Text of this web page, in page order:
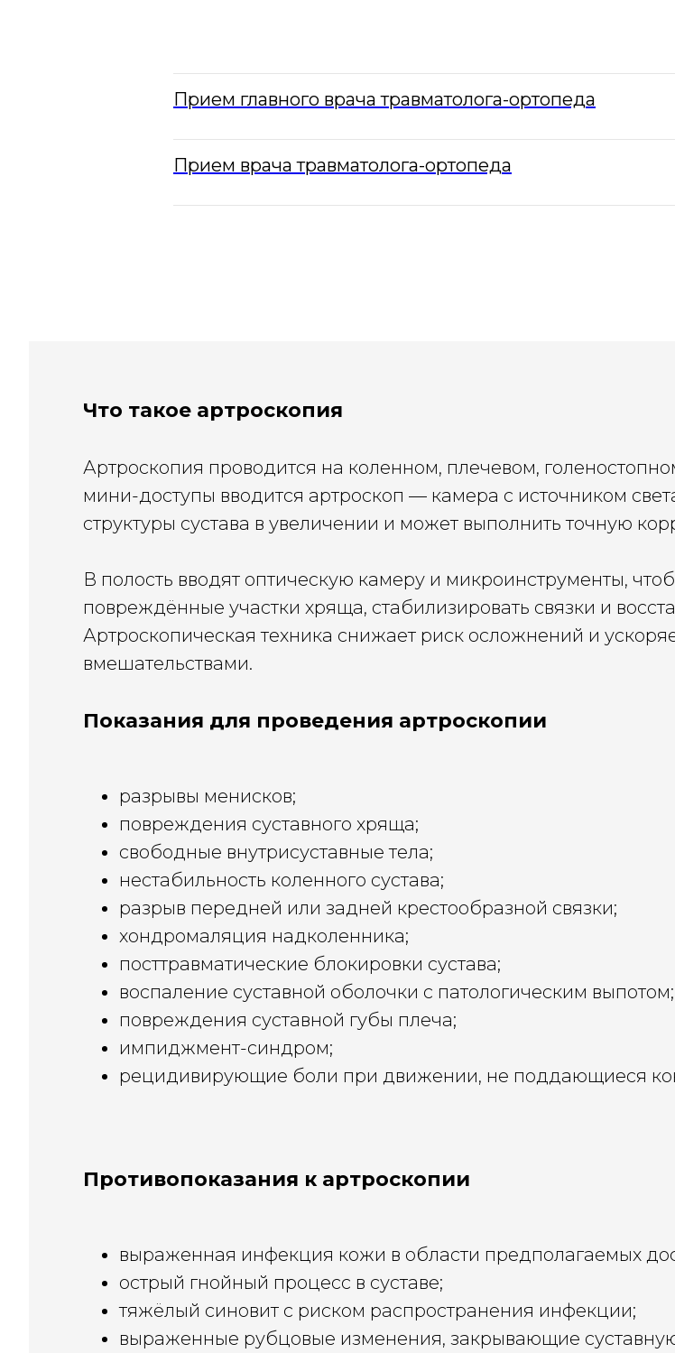
Прием главного врача травматолога-ортопеда
Прием врача травматолога-ортопеда
Что такое артроскопия
Артроскопия проводится на коленном, плечевом,
мини-доступы вводится артроскоп — камера с источником
структуры сустава в увеличении и может выполнить точную
В полость вводят оптическую камеру и микроинструменты,
повреждённые участки хряща, стабилизировать связки и
Артроскопическая техника снижает риск осложнений и
вмешательствами.
Показания для проведения артроскопии
разрывы менисков;
повреждения суставного хряща;
свободные внутрисуставные тела;
нестабильность коленного сустава;
разрыв передней или задней крестообразной связки;
хондромаляция надколенника;
посттравматические блокировки сустава;
воспаление суставной оболочки с патологическим выпотом;
повреждения суставной губы плеча;
импиджмент-синдром;
рецидивирующие боли при движении, не поддающиеся
Противопоказания к артроскопии
выраженная инфекция кожи в области предполагаемых
острый гнойный процесс в суставе;
тяжёлый синовит с риском распространения инфекции;
выраженные рубцовые изменения, закрывающие